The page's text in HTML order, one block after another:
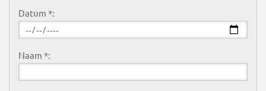
Datum *:
Naam *: